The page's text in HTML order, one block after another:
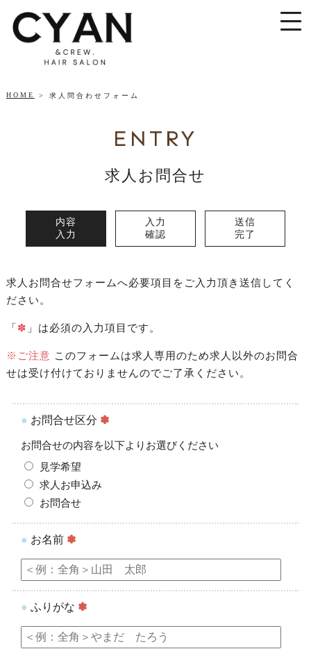
HOME 求人問合わせフォーム
ENTRY
求人お問合せ
内容
入力
入力
確認
送信
完了
求人お問合せフォームへ必要項目をご入力頂き送信してく
ださい。
「 ✽ 」は必須の入力項目です。
※ご注意 このフォームは求人専用のため求人以外のお問合
せは受け付けておりませんのでご了承ください。
● お問合せ区分 ✽
お問合せの内容を以下よりお選びください
見学希望
求人お申込み
お問合せ
● お名前 ✽
● ふりがな ✽